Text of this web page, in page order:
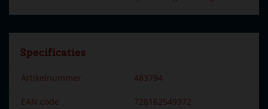
Specificaties
Artikelnummer 483794
EAN code 728162549372